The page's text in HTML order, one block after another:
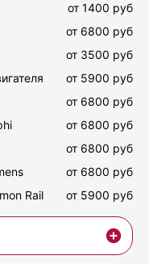
от 1400 руб
от 6800 руб
от 3500 руб
от 5900 руб
от 6800 руб
от 6800 руб
от 6800 руб
от 6800 руб
Rail
от 5900 руб